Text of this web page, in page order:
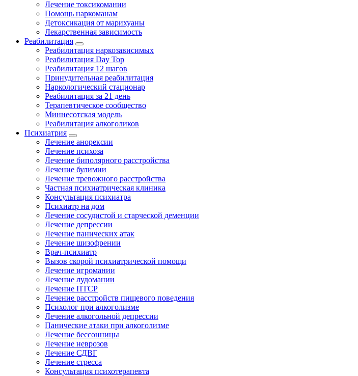
Лечение токсикомании
Помощь наркоманам
Детоксикация от марихуаны
Лекарственная зависимость
Реабилитация
Реабилитация наркозависимых
Реабилитация Day Top
Реабилитация 12 шагов
Принудительная реабилитация
Наркологический стационар
Реабилитация за 21 день
Терапевтическое сообщество
Миннесотская модель
Реабилитация алкоголиков
Психиатрия
Лечение анорексии
Лечение психоза
Лечение биполярного расстройства
Лечение булимии
Лечение тревожного расстройства
Частная психиатрическая клиника
Консультация психиатра
Психиатр на дом
Лечение сосудистой и старческой деменции
Лечение депрессии
Лечение панических атак
Лечение шизофрении
Врач-психиатр
Вызов скорой психиатрической помощи
Лечение игромании
Лечение лудомании
Лечение ПТСР
Лечение расстройств пищевого поведения
Психолог при алкоголизме
Лечение алкогольной депрессии
Панические атаки при алкоголизме
Лечение бессонницы
Лечение неврозов
Лечение СДВГ
Лечение стресса
Консультация психотерапевта